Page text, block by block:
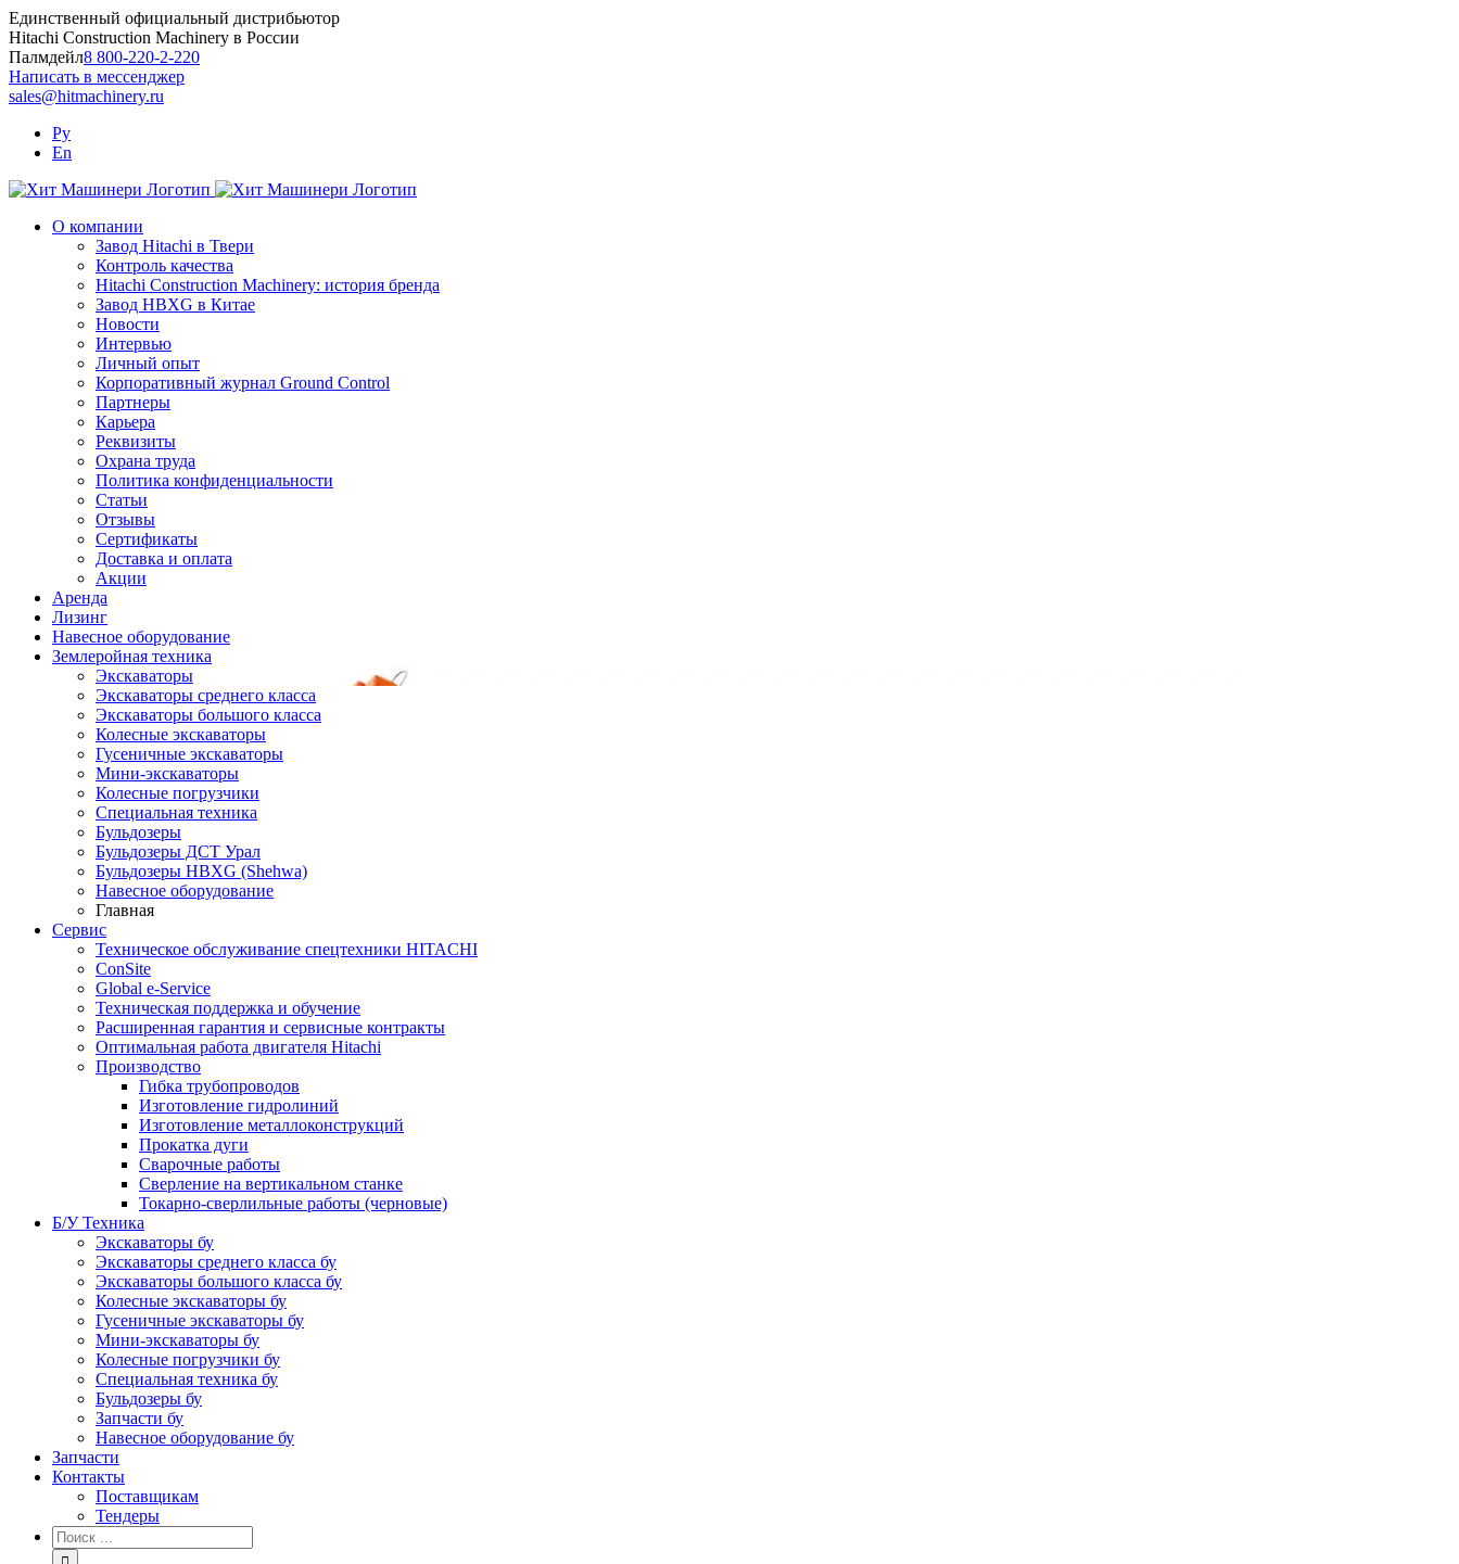
Skip
to
content
Единственный официальный дистрибьютор
Hitachi Construction Machinery в России
Палмдейл8 800-220-2-220
Написать в мессенджер
sales@hitmachinery.ru
Ру
En
О компании
Завод Hitachi в Твери
Контроль качества
Hitachi Construction Machinery: история бренда
Завод HBXG в Китае
Новости
Интервью
Личный опыт
Корпоративный журнал Ground Control
Партнеры
Карьера
Реквизиты
Охрана труда
Политика конфиденциальности
Статьи
Отзывы
Сертификаты
Доставка и оплата
Акции
Аренда
Лизинг
Навесное оборудование
Землеройная техника
Экскаваторы
Экскаваторы среднего класса
Экскаваторы большого класса
Колесные экскаваторы
Гусеничные экскаваторы
Мини-экскаваторы
Колесные погрузчики
Специальная техника
Бульдозеры
Бульдозеры ДСТ Урал
Бульдозеры HBXG (Shehwa)
Навесное оборудование
Главная
Сервис
Техническое обслуживание спецтехники HITACHI
ConSite
Global e-Service
Техническая поддержка и обучение
Расширенная гарантия и сервисные контракты
Оптимальная работа двигателя Hitachi
Производство
Гибка трубопроводов
Изготовление гидролиний
Изготовление металлоконструкций
Прокатка дуги
Сварочные работы
Сверление на вертикальном станке
Токарно-сверлильные работы (черновые)
Б/У Техника
Экскаваторы бу
Экскаваторы среднего класса бу
Экскаваторы большого класса бу
Колесные экскаваторы бу
Гусеничные экскаваторы бу
Мини-экскаваторы бу
Колесные погрузчики бу
Специальная техника бу
Бульдозеры бу
Запчасти бу
Навесное оборудование бу
Запчасти
Контакты
Поставщикам
Тендеры
Результат
поиска: